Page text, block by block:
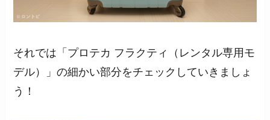
それでは「プロテカ フラクティ（レンタル専用モ
デル）」の細かい部分をチェックしていきましょ
う！